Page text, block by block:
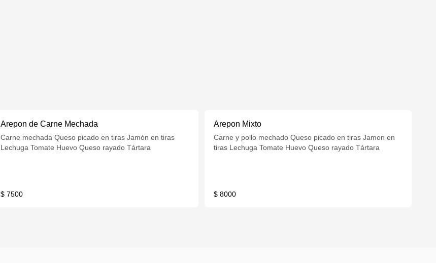
Arepon de Carne Mechada
Carne mechada Queso picado en tiras Jamón en tiras
Lechuga Tomate Huevo Queso rayado Tártara
$ 7500
Arepon Mixto
Carne y pollo mechado Queso picado en tiras Jamon en
tiras Lechuga Tomate Huevo Queso rayado Tártara
$ 8000